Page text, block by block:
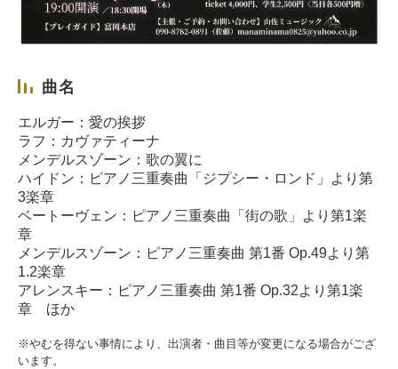
曲名
エルガー：愛の挨拶
ラフ：カヴァティーナ
メンデルスゾーン：歌の翼に
ハイドン：ピアノ三重奏曲「ジプシー・ロンド」より第
3楽章
ベートーヴェン：ピアノ三重奏曲「街の歌」より第1楽
章
メンデルスゾーン：ピアノ三重奏曲 第1番 Op.49より第
1.2楽章
アレンスキー：ピアノ三重奏曲 第1番 Op.32より第1楽
章 ほか
※やむを得ない事情により、出演者・曲目等が変更になる場合がござ
います。